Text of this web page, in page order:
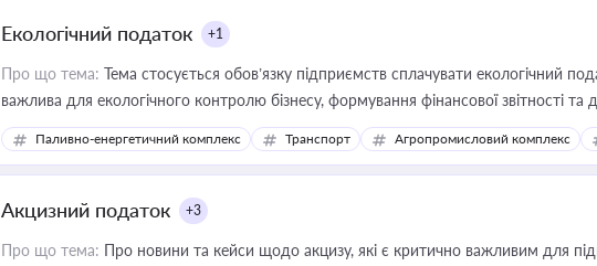
Екологічний податок +1
Про що тема: Тема стосується обов’язку підприємств сплачувати екологічний
важлива для екологічного контролю бізнесу, формування фінансової звітності
законодавства
Паливно-енергетичний комплекс Транспорт Агропромисловий комплекс
Акцизний податок +3
Про що тема: Про новини та кейси щодо акцизу, які є критично важливим для